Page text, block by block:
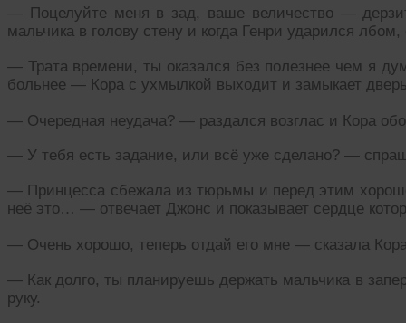
— Поцелуйте меня в зад, ваше величество —
мальчика в голову стену и когда Генри ударился
— Трата времени, ты оказался без полезнее чем я
больнее — Кора с ухмылкой выходит и замыкает
— Очередная неудача? — раздался возглас и Кора
— У тебя есть задание, или всё уже сделано? —
— Принцесса сбежала из тюрьмы и перед этим
неё это… — отвечает Джонс и показывает сердце
— Очень хорошо, теперь отдай его мне — сказала
— Как долго, ты планируешь держать мальчика в
руку.